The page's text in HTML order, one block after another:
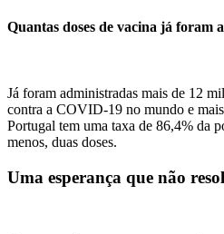
Quantas doses de vacina já foram
Já foram administradas mais de 12
contra a COVID-19 no mundo e
Portugal tem uma taxa de 86,4% da
menos, duas doses.
Uma esperança que não